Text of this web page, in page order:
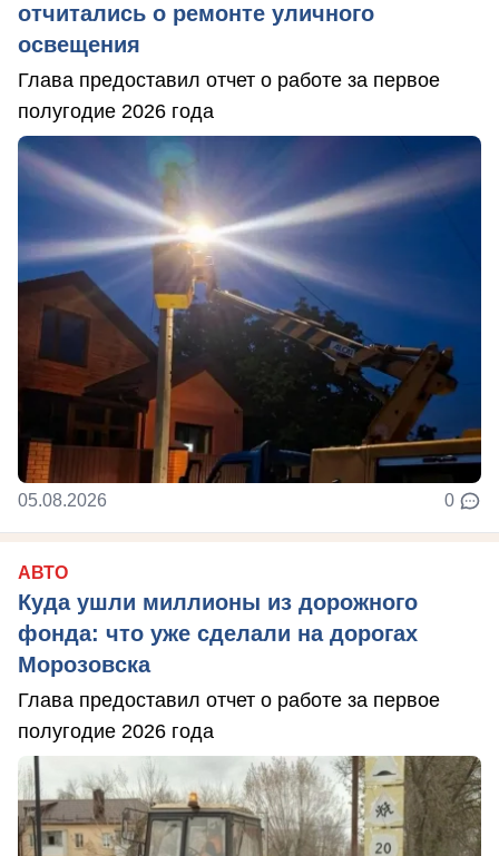
отчитались о ремонте уличного
освещения
Глава предоставил отчет о работе за первое
полугодие 2026 года
05.08.2026 0
АВТО
Куда ушли миллионы из дорожного
фонда: что уже сделали на дорогах
Морозовска
Глава предоставил отчет о работе за первое
полугодие 2026 года